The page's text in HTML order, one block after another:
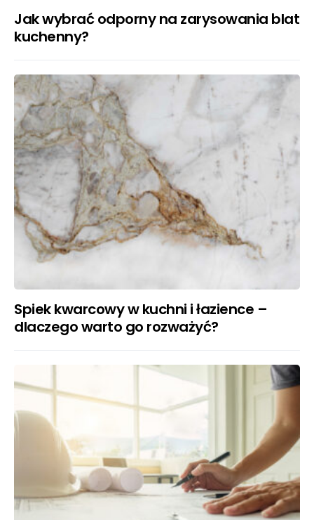
Jak wybrać odporny na zarysowania blat
kuchenny?
Spiek kwarcowy w kuchni i łazience –
dlaczego warto go rozważyć?